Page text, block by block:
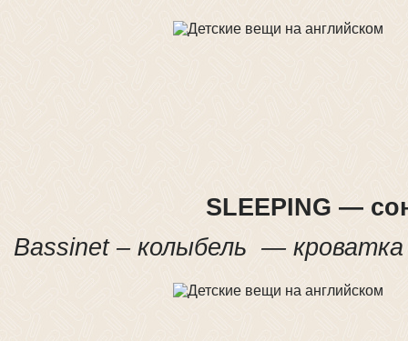
SLEEPING —
Bassinet – колыбель — кроватка